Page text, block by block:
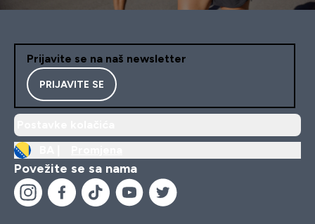
Prijavite se na naš newsletter
PRIJAVITE SE
Povežite se sa nama